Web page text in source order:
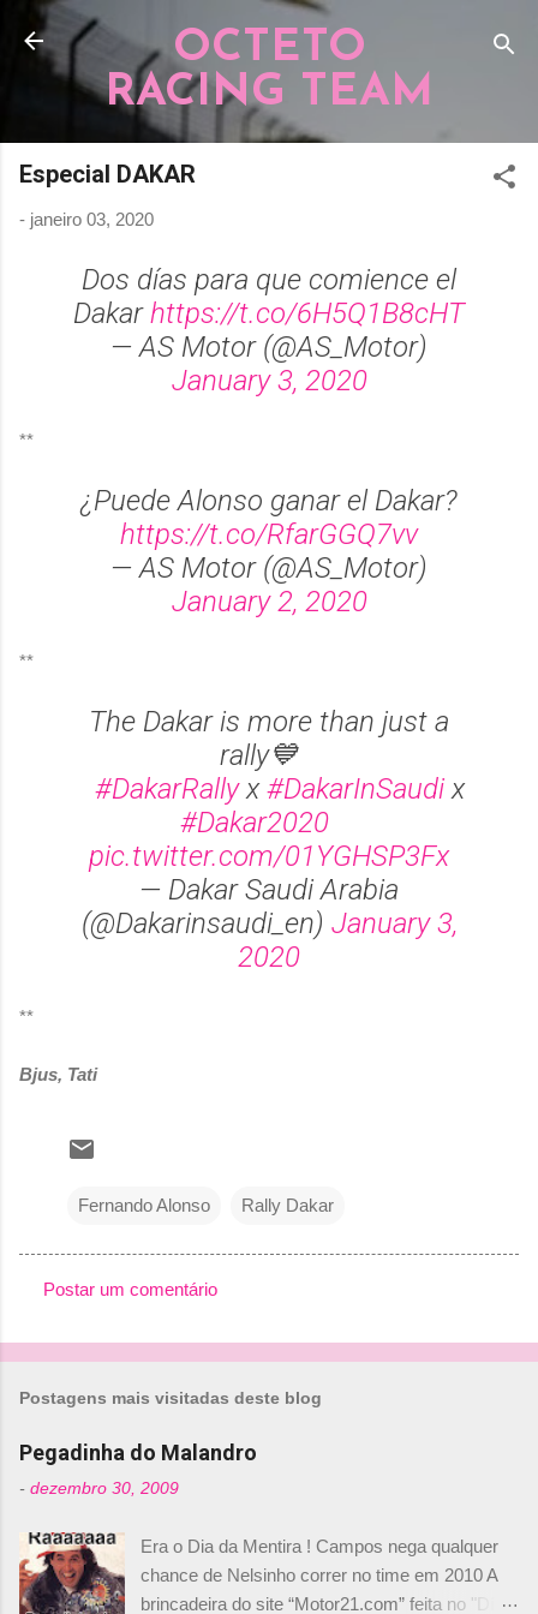
Pular para o conteúdo principal
OCTETO
RACING TEAM
Especial DAKAR
- janeiro 03, 2020
Dos días para que comience el
Dakarhttps://t.co/6H5Q1B8cHT
— AS Motor (@AS_Motor)
January 3, 2020
**
¿Puede Alonso ganar el Dakar?
https://t.co/RfarGGQ7vv
— AS Motor (@AS_Motor)
January 2, 2020
**
The Dakar is more than just a
rally💙⠀
#DakarRallyx#DakarInSaudix
#Dakar2020
pic.twitter.com/01YGHSP3Fx
— Dakar Saudi Arabia
(@Dakarinsaudi_en) January 3,
2020
**
Bjus, Tati
Fernando Alonso Rally Dakar
o
n
t
r
i
Postar um comentário
Postagens mais visitadas deste blog
Pegadinha do Malandro
- dezembro 30, 2009
Era o Dia da Mentira ! Campos nega qualquer
chance de Nelsinho correr no time em 2010 A
brincadeira do site “Motor21.com” feita no "Día